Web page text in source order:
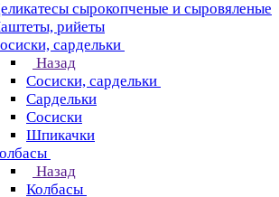
сырокопченые и сыровяленые
рийеты
сардельки
Назад
Сосиски, сардельки
Сардельки
Сосиски
Шпикачки
Назад
Колбасы